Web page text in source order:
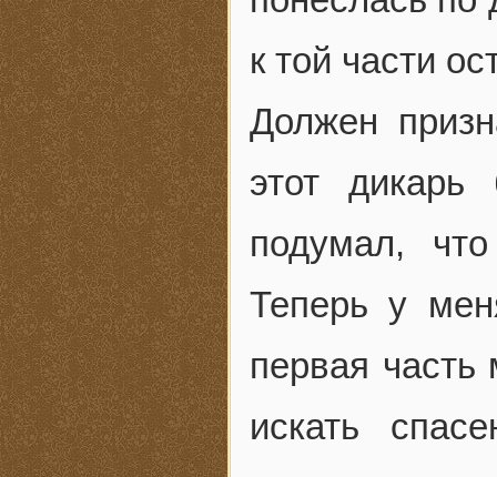
к той части
Должен
этот
подумал,
Теперь у
первая часть
искать